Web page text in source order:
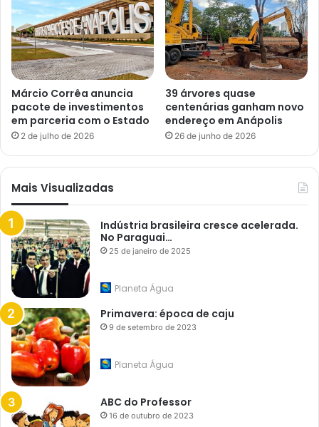
Márcio Corrêa anuncia
pacote de investimentos
em parceria com o Estado
2 de julho de 2026
39 árvores quase
centenárias ganham novo
endereço em Anápolis
26 de junho de 2026
Mais Visualizadas
Indústria brasileira cresce acelerada.
No Paraguai…
25 de janeiro de 2025
Planeta Água
Primavera: época de caju
9 de setembro de 2023
Planeta Água
ABC do Professor
16 de outubro de 2023